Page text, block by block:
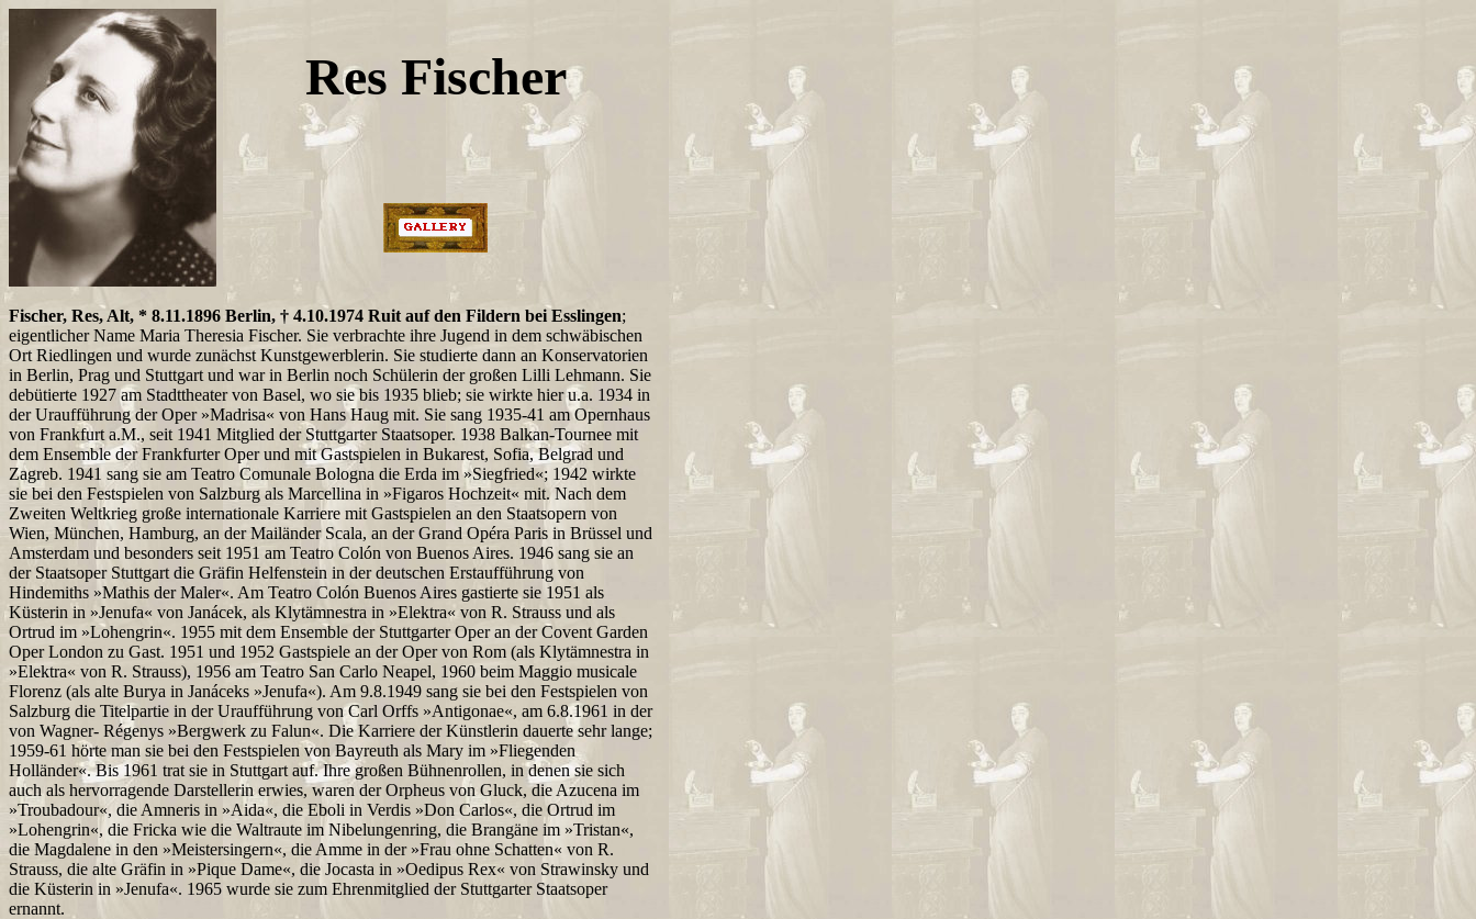
Res Fischer
Fischer, Res, Alt, * 8.11.1896 Berlin, † 4.10.1974 Ruit auf den Fildern bei Esslingen;
eigentlicher Name Maria Theresia Fischer. Sie verbrachte ihre Jugend in dem schwäbischen
Ort Riedlingen und wurde zunächst Kunstgewerblerin. Sie studierte dann an Konservatorien
in Berlin, Prag und Stuttgart und war in Berlin noch Schülerin der großen Lilli Lehmann. Sie
debütierte 1927 am Stadttheater von Basel, wo sie bis 1935 blieb; sie wirkte hier u.a. 1934 in
der Uraufführung der Oper »Madrisa« von Hans Haug mit. Sie sang 1935-41 am Opernhaus
von Frankfurt a.M., seit 1941 Mitglied der Stuttgarter Staatsoper. 1938 Balkan-Tournee mit
dem Ensemble der Frankfurter Oper und mit Gastspielen in Bukarest, Sofia, Belgrad und
Zagreb. 1941 sang sie am Teatro Comunale Bologna die Erda im »Siegfried«; 1942 wirkte
sie bei den Festspielen von Salzburg als Marcellina in »Figaros Hochzeit« mit. Nach dem
Zweiten Weltkrieg große internationale Karriere mit Gastspielen an den Staatsopern von
Wien, München, Hamburg, an der Mailänder Scala, an der Grand Opéra Paris in Brüssel und
Amsterdam und besonders seit 1951 am Teatro Colón von Buenos Aires. 1946 sang sie an
der Staatsoper Stuttgart die Gräfin Helfenstein in der deutschen Erstaufführung von
Hindemiths »Mathis der Maler«. Am Teatro Colón Buenos Aires gastierte sie 1951 als
Küsterin in »Jenufa« von Janácek, als Klytämnestra in »Elektra« von R. Strauss und als
Ortrud im »Lohengrin«. 1955 mit dem Ensemble der Stuttgarter Oper an der Covent Garden
Oper London zu Gast. 1951 und 1952 Gastspiele an der Oper von Rom (als Klytämnestra in
»Elektra« von R. Strauss), 1956 am Teatro San Carlo Neapel, 1960 beim Maggio musicale
Florenz (als alte Burya in Janáceks »Jenufa«). Am 9.8.1949 sang sie bei den Festspielen von
Salzburg die Titelpartie in der Uraufführung von Carl Orffs »Antigonae«, am 6.8.1961 in der
von Wagner- Régenys »Bergwerk zu Falun«. Die Karriere der Künstlerin dauerte sehr lange;
1959-61 hörte man sie bei den Festspielen von Bayreuth als Mary im »Fliegenden
Holländer«. Bis 1961 trat sie in Stuttgart auf. Ihre großen Bühnenrollen, in denen sie sich
auch als hervorragende Darstellerin erwies, waren der Orpheus von Gluck, die Azucena im
»Troubadour«, die Amneris in »Aida«, die Eboli in Verdis »Don Carlos«, die Ortrud im
»Lohengrin«, die Fricka wie die Waltraute im Nibelungenring, die Brangäne im »Tristan«,
die Magdalene in den »Meistersingern«, die Amme in der »Frau ohne Schatten« von R.
Strauss, die alte Gräfin in »Pique Dame«, die Jocasta in »Oedipus Rex« von Strawinsky und
die Küsterin in »Jenufa«. 1965 wurde sie zum Ehrenmitglied der Stuttgarter Staatsoper
ernannt.